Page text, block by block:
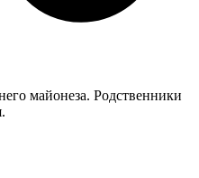
майонеза. Родственники